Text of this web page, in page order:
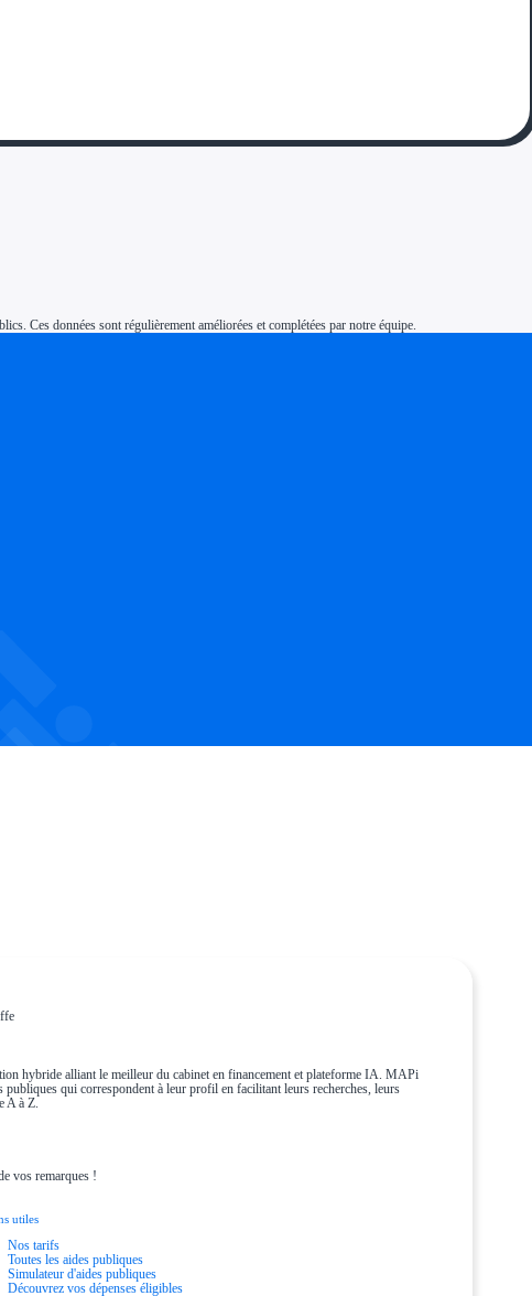
Ces données sont régulièrement améliorées et complétées par notre équipe.
hybride alliant le meilleur du cabinet en financement et plateforme IA. MAPi
publiques qui correspondent à leur profil en facilitant leurs recherches, leurs
A à Z.
vos remarques !
utiles
Nos tarifs
Toutes les aides publiques
Simulateur d'aides publiques
Découvrez vos dépenses éligibles